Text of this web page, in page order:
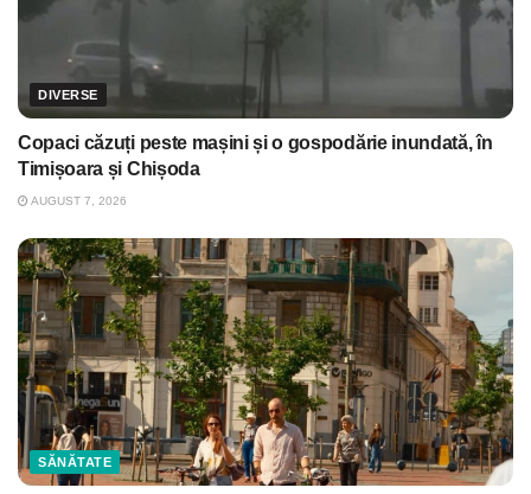
DIVERSE
Copaci căzuți peste mașini și o gospodărie inundată, în
Timișoara și Chișoda
AUGUST 7, 2026
SĂNĂTATE